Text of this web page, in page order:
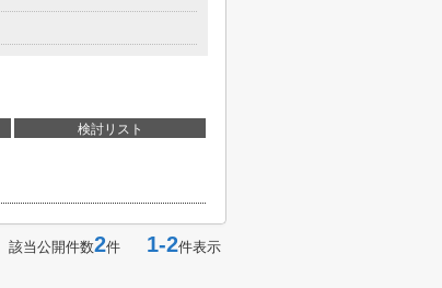
検討リスト
該当公開件数2件 1-2件表示